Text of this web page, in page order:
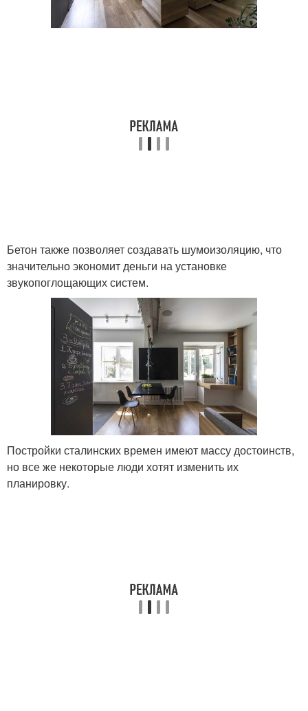
Бетон также позволяет создавать шумоизоляцию, что
значительно экономит деньги на установке
звукопоглощающих систем.
Постройки сталинских времен имеют массу достоинств,
но все же некоторые люди хотят изменить их
планировку.